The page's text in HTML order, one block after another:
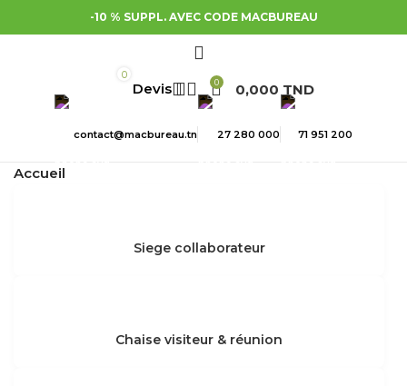
-10 % SUPPL. AVEC CODE MACBUREAU
0
0 0,000 TND
contact@macbureau.tn 27 280 000 71 951 200
Accueil
Siege collaborateur
Chaise visiteur & réunion